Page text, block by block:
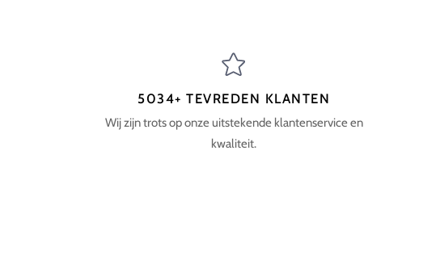
5034+ TEVREDEN KLANTEN
Wij zijn trots op onze uitstekende klantenservice en
kwaliteit.